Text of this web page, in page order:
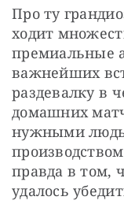
Про ту
ходит
премиальные
важнейших
раздевалку в
домашних
нужными
правда в том,
удалось